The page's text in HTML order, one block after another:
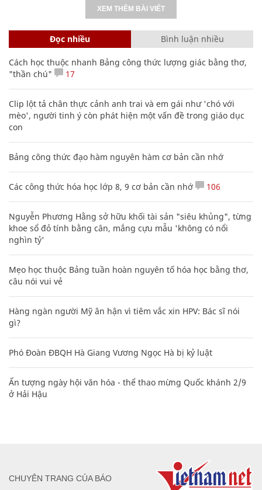
XEM THÊM BÀI VIẾT
Đọc nhiều Bình luận nhiều
Cách học thuộc nhanh Bảng công thức lượng giác bằng thơ,
"thần chú"
17
Clip lột tả chân thực cảnh anh trai và em gái như 'chó với
mèo', người tinh ý còn phát hiện một vấn đề trong giáo dục
con
Bảng công thức đạo hàm nguyên hàm cơ bản cần nhớ
Các công thức hóa học lớp 8, 9 cơ bản cần nhớ 106
Nguyễn Phương Hằng sở hữu khối tài sản "siêu khủng", từng
khoe sổ đỏ tính bằng cân, mắng cựu mẫu 'không có nổi
nghìn tỷ'
Mẹo học thuộc Bảng tuần hoàn nguyên tố hóa học bằng thơ,
câu nói vui vẻ
Hàng ngàn người Mỹ ân hận vì tiêm vắc xin HPV: Bác sĩ nói
gì?
Phó Đoàn ĐBQH Hà Giang Vương Ngọc Hà bị kỷ luật
Ấn tượng ngày hội văn hóa - thể thao mừng Quốc khánh 2/9
ở Hải Hậu
CHUYÊN TRANG CỦA BÁO